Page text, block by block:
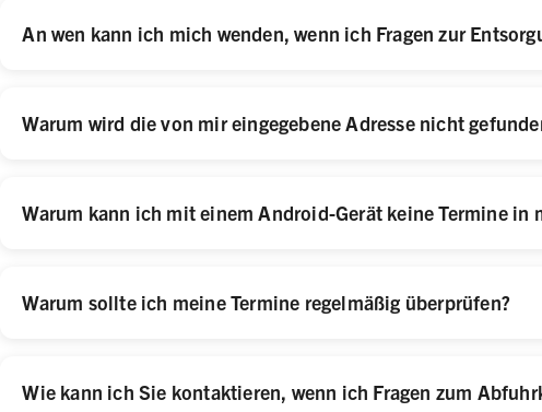
An wen kann ich mich wenden, wenn ich Fragen zur
Warum wird die von mir eingegebene Adresse nicht
Warum kann ich mit einem Android-Gerät keine Termine in
Warum sollte ich meine Termine regelmäßig überprüfen?
Wie kann ich Sie kontaktieren, wenn ich Fragen zum